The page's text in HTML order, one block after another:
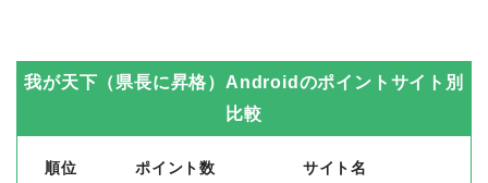
我が天下（県長に昇格）Android のポイントサイト別
比較
順位 ポイント数 サイト名